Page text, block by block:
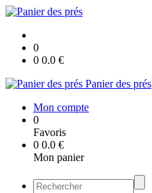
0
0 0.0 €
Panier des prés
Mon compte
0
Favoris
0 0.0 €
Mon panier